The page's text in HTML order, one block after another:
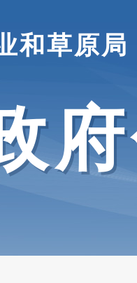
和草原局